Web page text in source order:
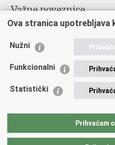
Važne poveznice
Ministarstvo unutarnjih poslova
Nestale osobe u Domovinskom
Ministarstvo znanosti i
Ova stranica upotrebljava
Nužni
Funkcionalni
Statistički
Prihvaćam